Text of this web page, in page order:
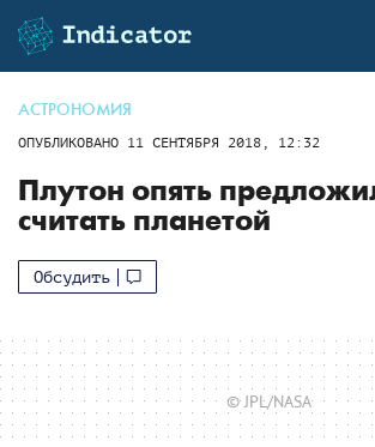
АСТРОНОМИЯ
ОПУБЛИКОВАНО 11 СЕНТЯБРЯ 2018, 12:32
Плутон опять
считать планетой
Обсудить
© JPL/NASA